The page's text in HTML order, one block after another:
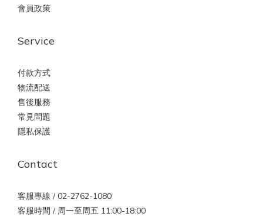
會員政策
Service
付款方式
物流配送
售後服務
常見問題
隱私保護
Contact
客服專線 / 02-2762-1080
客服時間 / 周一至周五 11:00-18:00